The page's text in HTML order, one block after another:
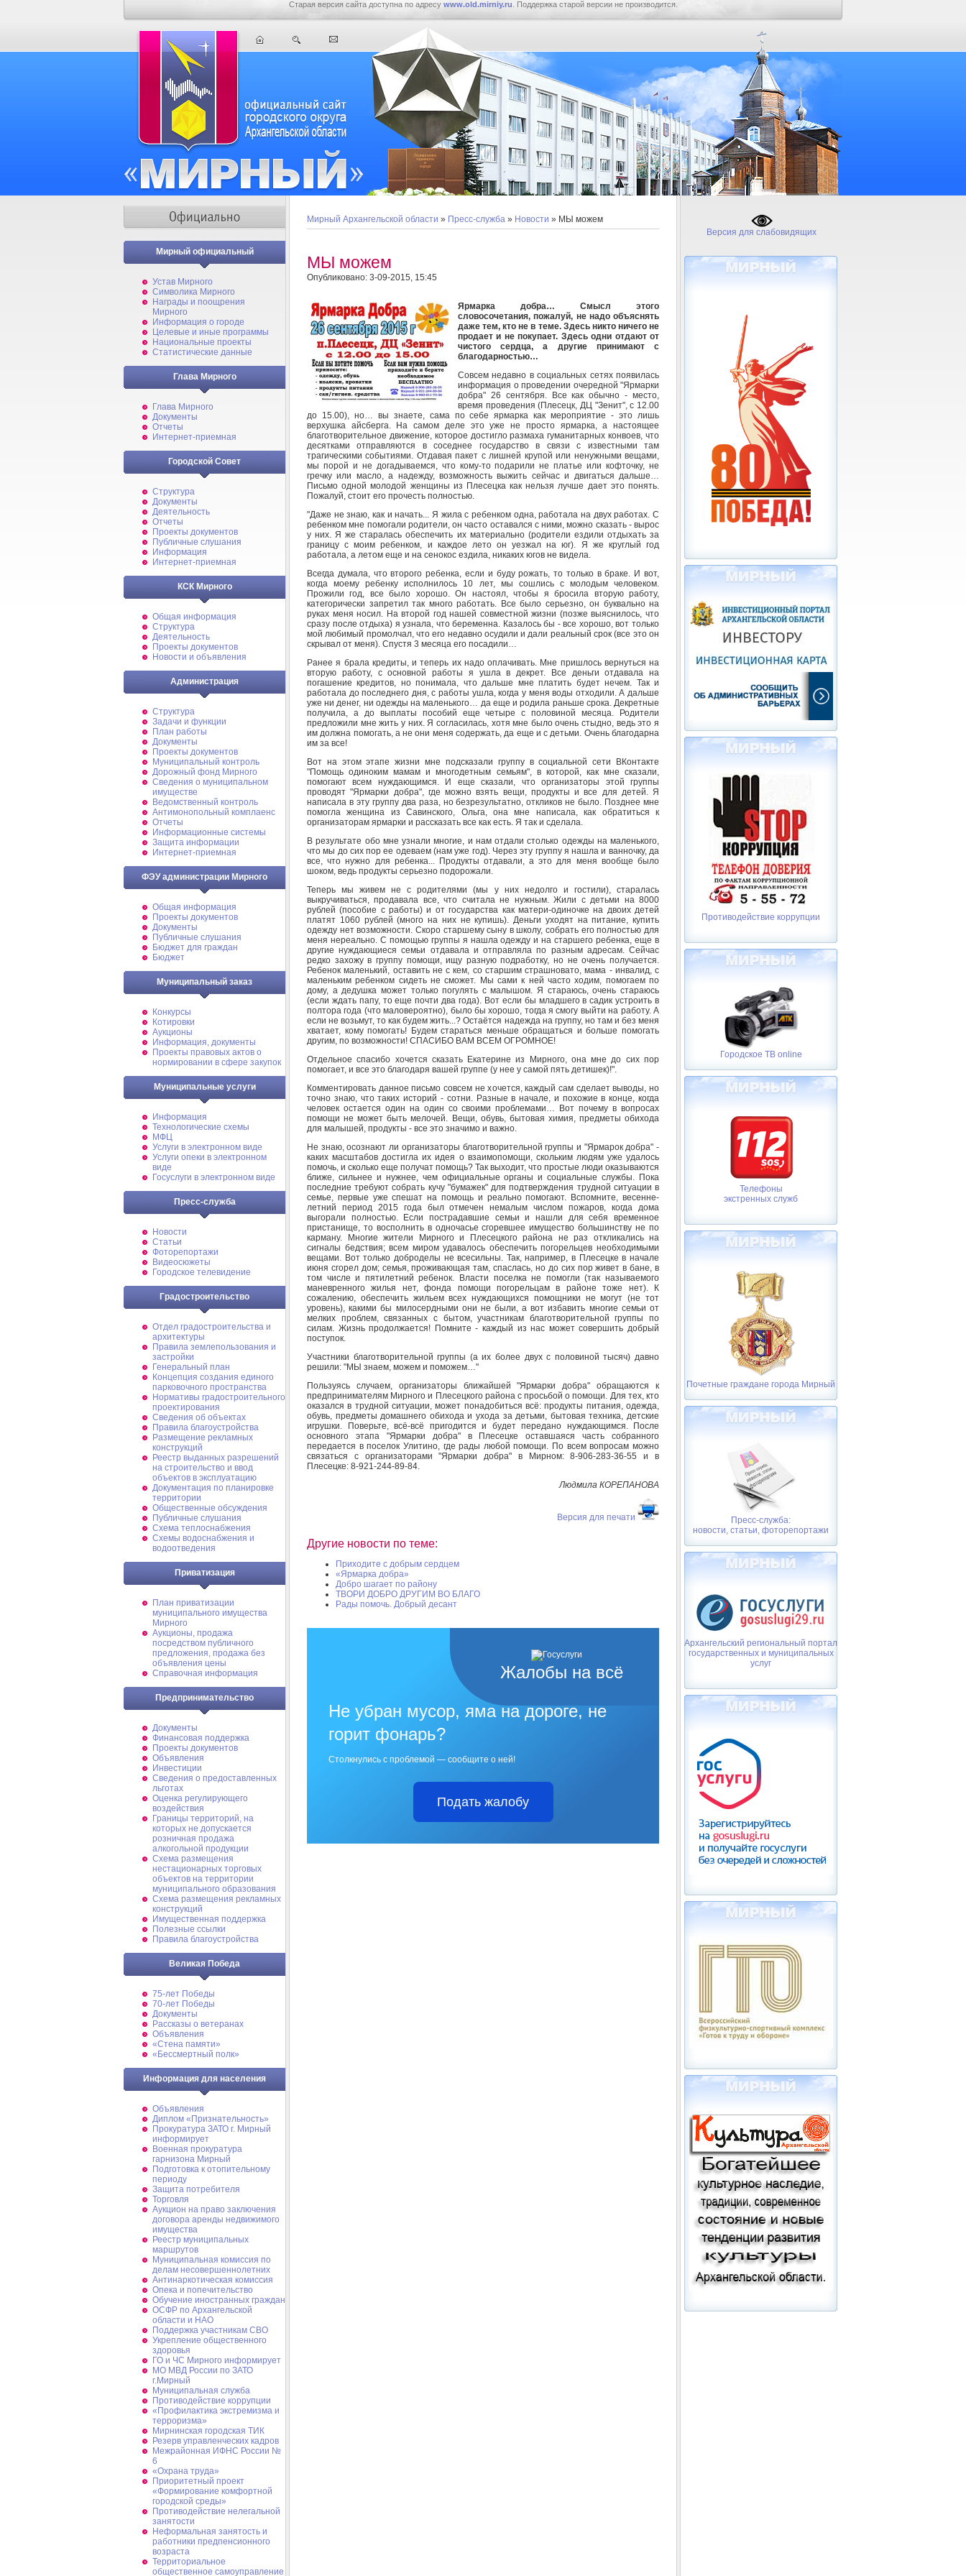
Старая версия сайта доступна по адресу www.old.mirniy.ru . Поддержка старой версии не производится.
Мирный официальный
Устав Мирного
Символика Мирного
Награды и поощрения
Мирного
Информация о городе
Целевые и иные программы
Национальные проекты
Статистические данные
Глава Мирного
Глава Мирного
Документы
Отчеты
Интернет-приемная
Городской Совет
Структура
Документы
Деятельность
Отчеты
Проекты документов
Публичные слушания
Информация
Интернет-приемная
КСК Мирного
Общая информация
Структура
Деятельность
Проекты документов
Новости и объявления
Администрация
Структура
Задачи и функции
План работы
Документы
Проекты документов
Муниципальный контроль
Дорожный фонд Мирного
Cведения о муниципальном
имуществе
Ведомственный контроль
Антимонопольный комплаенс
Отчеты
Информационные системы
Защита информации
Интернет-приемная
ФЭУ администрации Мирного
Общая информация
Проекты документов
Документы
Публичные слушания
Бюджет для граждан
Бюджет
Муниципальный заказ
Конкурсы
Котировки
Аукционы
Информация, документы
Проекты правовых актов о
нормировании в сфере закупок
Муниципальные услуги
Информация
Технологические схемы
МФЦ
Услуги в электронном виде
Услуги опеки в электронном
виде
Госуслуги в электронном виде
Пресс-служба
Новости
Статьи
Фоторепортажи
Видеосюжеты
Городское телевидение
Градостроительство
Отдел градостроительства и
архитектуры
Правила землепользования и
застройки
Генеральный план
Концепция создания единого
парковочного пространства
Нормативы градостроительного
проектирования
Сведения об объектах
Правила благоустройства
Размещение рекламных
конструкций
Реестр выданных разрешений
на строительство и ввод
объектов в эксплуатацию
Документация по планировке
территории
Общественные обсуждения
Публичные слушания
Схема теплоснабжения
Схемы водоснабжения и
водоотведения
Приватизация
План приватизации
муниципального имущества
Мирного
Аукционы, продажа
посредством публичного
предложения, продажа без
объявления цены
Справочная информация
Предпринимательство
Документы
Финансовая поддержка
Проекты документов
Объявления
Инвестиции
Сведения о предоставленных
льготах
Оценка регулирующего
воздействия
Границы территорий, на
которых не допускается
розничная продажа
алкогольной продукции
Схема размещения
нестационарных торговых
объектов на территории
муниципального образования
Схема размещения рекламных
конструкций
Имущественная поддержка
Полезные ссылки
Правила благоустройства
Великая Победа
75-лет Победы
70-лет Победы
Документы
Рассказы о ветеранах
Объявления
«Стена памяти»
«Бессмертный полк»
Информация для населения
Объявления
Диплом «Признательность»
Прокуратура ЗАТО г. Мирный
информирует
Военная прокуратура
гарнизона Мирный
Подготовка к отопительному
периоду
Защита потребителя
Торговля
Аукцион на право заключения
договора аренды недвижимого
имущества
Реестр муниципальных
маршрутов
Муниципальная комиссия по
делам несовершеннолетних
Антинаркотическая комиссия
Опека и попечительство
Обучение иностранных граждан
ОСФР по Архангельской
области и НАО
Поддержка участникам СВО
Укрепление общественного
здоровья
ГО и ЧС Мирного информирует
МО МВД России по ЗАТО
г.Мирный
Муниципальная cлужба
Противодействие коррупции
«Профилактика экстремизма и
терроризма»
Мирнинская городская ТИК
Резерв управленческих кадров
Межрайонная ИФНС России №
6
«Охрана труда»
Приоритетный проект
«Формирование комфортной
городской среды»
Противодействие нелегальной
занятости
Неформальная занятость и
работники предпенсионного
возраста
Территориальное
общественное самоуправление
Мирный Архангельской области » Пресс-служба » Новости » МЫ можем
МЫ можем
Опубликовано: 3-09-2015, 15:45
Ярмарка добра… Смысл этого
словосочетания, пожалуй, не надо объяснять
даже тем, кто не в теме. Здесь никто ничего не
продает и не покупает. Здесь одни отдают от
чистого сердца, а другие принимают с
благодарностью…
Совсем недавно в социальных сетях появилась
информация о проведении очередной "Ярмарки
добра" 26 сентября. Все как обычно - место,
время проведения (Плесецк, ДЦ "Зенит", с 12.00
до 15.00), но… вы знаете, сама по себе ярмарка как мероприятие - это лишь
верхушка айсберга. На самом деле это уже не просто ярмарка, а настоящее
благотворительное движение, которое достигло размаха гуманитарных конвоев, что
десятками отправляются в соседнее государство в связи с известными там
трагическими событиями. Отдавая пакет с лишней крупой или ненужными вещами,
мы порой и не догадываемся, что кому-то подарили не платье или кофточку, не
гречку или масло, а надежду, возможность выжить сейчас и двигаться дальше…
Письмо одной молодой женщины из Плесецка как нельзя лучше дает это понять.
Пожалуй, стоит его прочесть полностью.
"Даже не знаю, как и начать... Я жила с ребенком одна, работала на двух работах. С
ребенком мне помогали родители, он часто оставался с ними, можно сказать - вырос
у них. Я же старалась обеспечить их материально (родители ездили отдыхать за
границу с моим ребенком, и каждое лето он уезжал на юг). Я же круглый год
работала, а летом еще и на сенокос ездила, никаких югов не видела.
Всегда думала, что второго ребенка, если и буду рожать, то только в браке. И вот,
когда моему ребенку исполнилось 10 лет, мы сошлись с молодым человеком.
Прожили год, все было хорошо. Он настоял, чтобы я бросила вторую работу,
категорически запретил так много работать. Все было серьезно, он буквально на
руках меня носил. На второй год нашей совместной жизни (позже выяснилось, что
сразу после отдыха) я узнала, что беременна. Казалось бы - все хорошо, вот только
мой любимый промолчал, что его недавно осудили и дали реальный срок (все это он
скрывал от меня). Спустя 3 месяца его посадили…
Ранее я брала кредиты, и теперь их надо оплачивать. Мне пришлось вернуться на
вторую работу, с основной работы я ушла в декрет. Все деньги отдавала на
погашение кредитов, но понимала, что дальше мне платить будет нечем. Так и
работала до последнего дня, с работы ушла, когда у меня воды отходили. А дальше
уже ни денег, ни одежды на маленького… да еще и родила раньше срока. Декретные
получила, а до выплаты пособий еще четыре с половиной месяца. Родители
предложили мне жить у них. Я согласилась, хотя мне было очень стыдно, ведь это я
им должна помогать, а не они меня содержать, да еще и с детьми. Очень благодарна
им за все!
Вот на этом этапе жизни мне подсказали группу в социальной сети ВКонтакте
"Помощь одиноким мамам и многодетным семьям", в которой, как мне сказали,
помогают всем нуждающимся. И еще сказали, что организаторы этой группы
проводят "Ярмарки добра", где можно взять вещи, продукты и все для детей. Я
написала в эту группу два раза, но безрезультатно, откликов не было. Позднее мне
помогла женщина из Савинского, Ольга, она мне написала, как обратиться к
организаторам ярмарки и рассказать все как есть. Я так и сделала.
В результате обо мне узнали многие, и нам отдали столько одежды на маленького,
что мы до сих пор ее одеваем (нам уже год). Через эту группу я нашла и ванночку, да
все, что нужно для ребенка... Продукты отдавали, а это для меня вообще было
шоком, ведь продукты серьезно подорожали.
Теперь мы живем не с родителями (мы у них недолго и гостили), старалась
выкручиваться, продавала все, что считала не нужным. Жили с детьми на 8000
рублей (пособие с работы) и от государства как матери-одиночке на двоих детей
платят 1060 рублей (много на них не купишь). Деньги уходят на питание, купить
одежду нет возможности. Скоро старшему сыну в школу, собрать его полностью для
меня нереально. С помощью группы я нашла одежду и на старшего ребенка, еще в
другие нуждающиеся семьи отдавала и отправляла по разным адресам. Сейчас
редко захожу в группу помощи, ищу разную подработку, но не очень получается.
Ребенок маленький, оставить не с кем, со старшим страшновато, мама - инвалид, с
маленьким ребенком сидеть не сможет. Мы сами к ней часто ходим, помогаем по
дому, а дедушка может только погулять с малышом. Я стараюсь, очень стараюсь
(если ждать папу, то еще почти два года). Вот если бы младшего в садик устроить в
полтора года (что маловероятно), было бы хорошо, тогда я смогу выйти на работу. А
если не возьмут, то как будем жить...? Остаётся надежда на группу, но там и без меня
хватает, кому помогать! Будем стараться меньше обращаться и больше помогать
другим, по возможности! СПАСИБО ВАМ ВСЕМ ОГРОМНОЕ!
Отдельное спасибо хочется сказать Екатерине из Мирного, она мне до сих пор
помогает, и все это благодаря вашей группе (у нее у самой пять детишек)!".
Комментировать данное письмо совсем не хочется, каждый сам сделает выводы, но
точно знаю, что таких историй - сотни. Разные в начале, и похожие в конце, когда
человек остается один на один со своими проблемами… Вот почему в вопросах
помощи не может быть мелочей. Вещи, обувь, бытовая химия, предметы обихода
для малышей, продукты - все это значимо и важно.
Не знаю, осознают ли организаторы благотворительной группы и "Ярмарок добра" -
каких масштабов достигла их идея о взаимопомощи, скольким людям уже удалось
помочь, и сколько еще получат помощь? Так выходит, что простые люди оказываются
ближе, сильнее и нужнее, чем официальные органы и социальные службы. Пока
последние требуют собрать кучу "бумажек" для подтверждения трудной ситуации в
семье, первые уже спешат на помощь и реально помогают. Вспомните, весенне-
летний период 2015 года был отмечен немалым числом пожаров, когда дома
выгорали полностью. Если пострадавшие семьи и нашли для себя временное
пристанище, то восполнить в одночасье сгоревшее имущество большинству не по
карману. Многие жители Мирного и Плесецкого района не раз откликались на
сигналы бедствия; всем миром удавалось обеспечить погорельцев необходимыми
вещами. Вот только доброделы не всесильны. Так, например, в Плесецке в начале
июня сгорел дом; семья, проживающая там, спаслась, но до сих пор живет в бане, в
том числе и пятилетний ребенок. Власти поселка не помогли (так называемого
маневренного жилья нет, фонда помощи погорельцам в районе тоже нет). К
сожалению, обеспечить жильем всех нуждающихся помощники не могут (не тот
уровень), какими бы милосердными они не были, а вот избавить многие семьи от
мелких проблем, связанных с бытом, участникам благотворительной группы по
силам. Жизнь продолжается! Помните - каждый из нас может совершить добрый
поступок.
Участники благотворительной группы (а их более двух с половиной тысяч) давно
решили: "МЫ знаем, можем и поможем…"
Пользуясь случаем, организаторы ближайшей "Ярмарки добра" обращаются к
предпринимателям Мирного и Плесецкого района с просьбой о помощи. Для тех, кто
оказался в трудной ситуации, может понадобиться всё: продукты питания, одежда,
обувь, предметы домашнего обихода и ухода за детьми, бытовая техника, детские
игрушки. Поверьте, всё-всё пригодится и будет передано нуждающимся. После
основного этапа "Ярмарки добра" в Плесецке оставшаяся часть собранного
передается в поселок Улитино, где рады любой помощи. По всем вопросам можно
связаться с организаторами "Ярмарки добра" в Мирном: 8-906-283-36-55 и в
Плесецке: 8-921-244-89-84.
Людмила КОРЕПАНОВА
Версия для печати
Другие новости по теме:
Приходите с добрым сердцем
«Ярмарка добра»
Добро шагает по району
ТВОРИ ДОБРО ДРУГИМ ВО БЛАГО
Рады помочь. Добрый десант
Жалобы на всё
Не убран мусор, яма на дороге, не
горит фонарь?
Столкнулись с проблемой — сообщите о ней!
Подать жалобу
Версия для слабовидящих
Противодействие коррупции
Городское ТВ online
Телефоны
экстренных служб
Почетные граждане города Мирный
Пресс-служба:
новости, статьи, фоторепортажи
Архангельский региональный портал
государственных и муниципальных
услуг